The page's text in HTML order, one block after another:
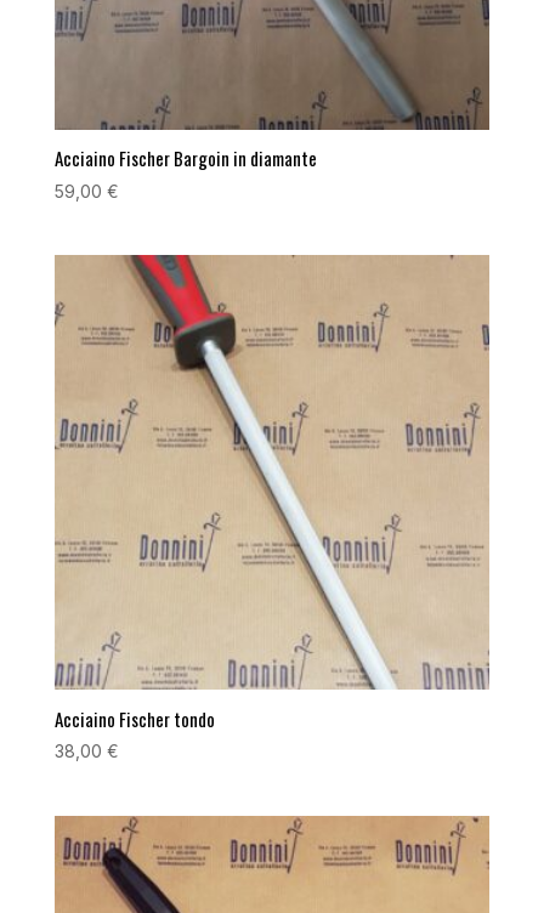
Acciaino Fischer Bargoin in diamante
59,00 €
Acciaino Fischer tondo
38,00 €